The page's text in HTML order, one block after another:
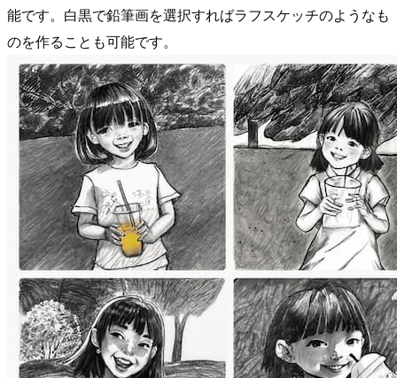
能です。白黒で鉛筆画を選択すればラフスケッチのようなも
のを作ることも可能です。